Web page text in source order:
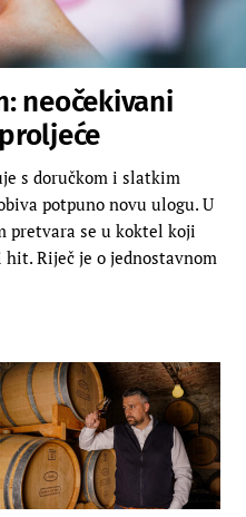
neočekivani
s doručkom i slatkim
potpuno novu ulogu. U
pretvara se u koktel koji
hit. Riječ je o jednostavnom